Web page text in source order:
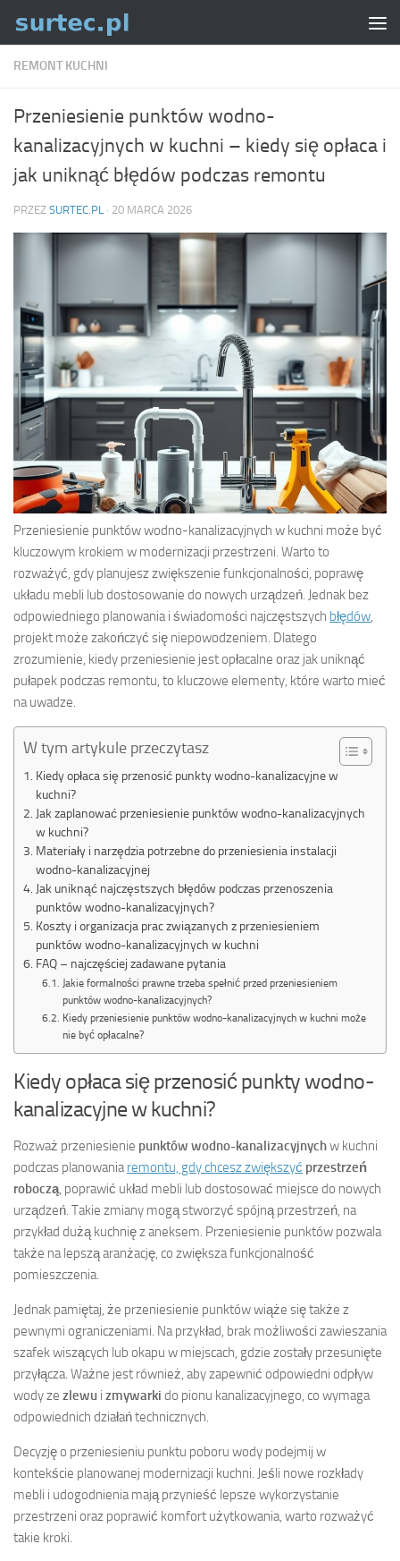
Skip to content
REMONT KUCHNI
Przeniesienie punktów wodno-
kanalizacyjnych w kuchni – kiedy się opłaca i
jak uniknąć błędów podczas remontu
PRZEZ SURTEC.PL · 20 MARCA 2026
Przeniesienie punktów wodno-kanalizacyjnych w kuchni może być
kluczowym krokiem w modernizacji przestrzeni. Warto to
rozważyć, gdy planujesz zwiększenie funkcjonalności, poprawę
układu mebli lub dostosowanie do nowych urządzeń. Jednak bez
odpowiedniego planowania i świadomości najczęstszych błędów
projekt może zakończyć się niepowodzeniem. Dlatego
zrozumienie, kiedy przeniesienie jest opłacalne oraz jak uniknąć
pułapek podczas remontu, to kluczowe elementy, które warto mieć
na uwadze.
W tym artykule przeczytasz
Kiedy opłaca się przenosić punkty wodno-kanalizacyjne w
kuchni?
Jak zaplanować przeniesienie punktów wodno-kanalizacyjnych
w kuchni?
Materiały i narzędzia potrzebne do przeniesienia instalacji
wodno-kanalizacyjnej
Jak uniknąć najczęstszych błędów podczas przenoszenia
punktów wodno-kanalizacyjnych?
Koszty i organizacja prac związanych z przeniesieniem
punktów wodno-kanalizacyjnych w kuchni
FAQ – najczęściej zadawane pytania
Jakie formalności prawne trzeba spełnić przed przeniesieniem
punktów wodno-kanalizacyjnych?
Kiedy przeniesienie punktów wodno-kanalizacyjnych w kuchni może
nie być opłacalne?
Kiedy opłaca się przenosić punkty wodno-
kanalizacyjne w kuchni?
Rozważ przeniesienie punktów wodno-kanalizacyjnychw kuchni
podczas planowania remontu, gdy chcesz zwiększyć przestrzeń
roboczą , poprawić układ mebli lub dostosować miejsce do nowych
urządzeń. Takie zmiany mogą stworzyć spójną przestrzeń, na
przykład dużą kuchnię z aneksem. Przeniesienie punktów pozwala
także na lepszą aranżację, co zwiększa funkcjonalność
pomieszczenia.
Jednak pamiętaj, że przeniesienie punktów wiąże się także z
pewnymi ograniczeniami. Na przykład, brak możliwości zawieszania
szafek wiszących lub okapu w miejscach, gdzie zostały przesunięte
przyłącza. Ważne jest również, aby zapewnić odpowiedni odpływ
wody ze zlewu i zmywarki do pionu kanalizacyjnego, co wymaga
odpowiednich działań technicznych.
Decyzję o przeniesieniu punktu poboru wody podejmij w
kontekście planowanej modernizacji kuchni. Jeśli nowe rozkłady
mebli i udogodnienia mają przynieść lepsze wykorzystanie
przestrzeni oraz poprawić komfort użytkowania, warto rozważyć
takie kroki.